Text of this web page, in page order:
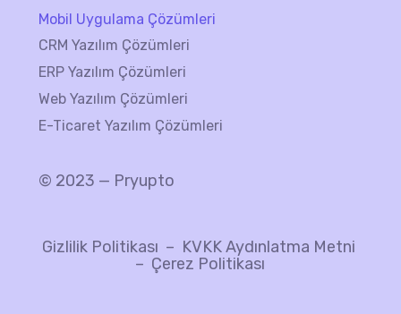
Mobil Uygulama Çözümleri
CRM Yazılım Çözümleri
ERP Yazılım Çözümleri
Web Yazılım Çözümleri
E-Ticaret Yazılım Çözümleri
© 2023 — Pryupto
Gizlilik Politikası – KVKK Aydınlatma Metni
– Çerez Politikası